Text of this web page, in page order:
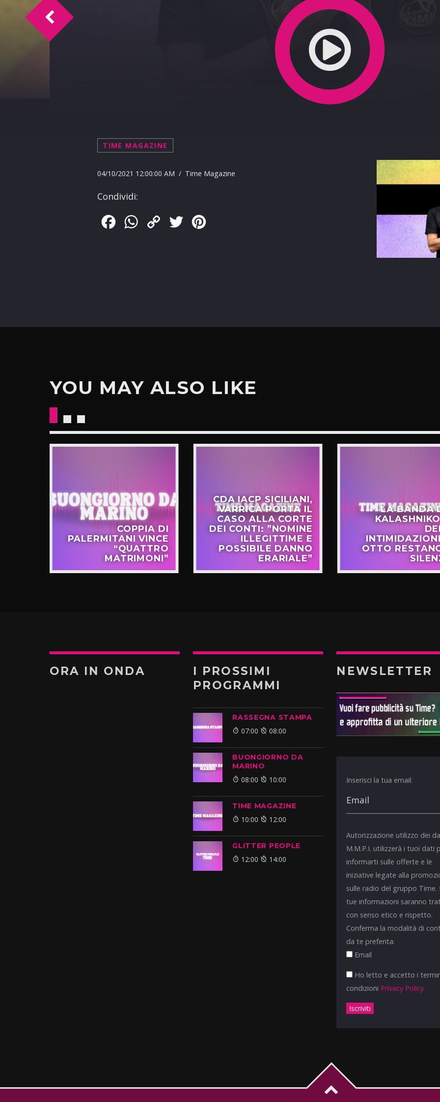
TIME MAGAZINE
04/10/2021 12:00:00 AM / Time Magazine
Condividi:
FacebookWhatsApp
Copy
Twitter
TM Intervista Filippo Occhipinti
YOU MAY ALSO LIKE
COPPIA DI
PALERMITANI VINCE
“QUATTRO
MATRIMONI”
CDA IACP SICILIANI,
VARRICA PORTA IL
CASO ALLA CORTE
DEI CONTI: ”NOMINE
ILLEGITTIME E
POSSIBILE DANNO
ERARIALE”
LA BANDA
OTTO
ORA IN ONDA
I PROSSIMI
PROGRAMMI
RASSEGNA STAMPA
07:00 08:00
BUONGIORNO DA
MARINO
08:00 10:00
TIME MAGAZINE
10:00 12:00
GLITTER PEOPLE
12:00 14:00
NEWSLETTER
Inserisci la tua email:
Autorizzazione utilizzo dei
M.M.P.I. utilizzerà i tuoi dati
informarti sulle offerte e le
iniziative legate alla
sulle radio del gruppo Time.
tue informazioni saranno
con senso etico e rispetto.
Conferma la modalità di
da te preferita:
Email
Ho letto e accetto i
condizioni Privacy Policy